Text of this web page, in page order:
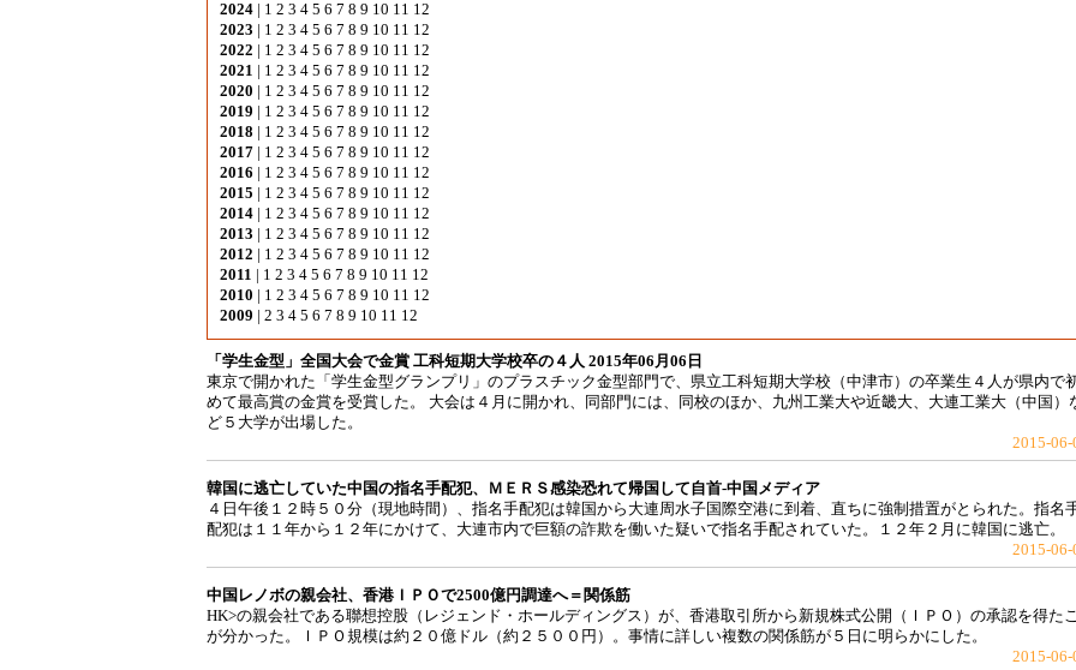
2024
1 2 3 4 5 6 7 8 9 10 11 12
2023
1 2 3 4 5 6 7 8 9 10 11 12
2022
1 2 3 4 5 6 7 8 9 10 11 12
2021
1 2 3 4 5 6 7 8 9 10 11 12
2020
1 2 3 4 5 6 7 8 9 10 11 12
2019
1 2 3 4 5 6 7 8 9 10 11 12
2018
1 2 3 4 5 6 7 8 9 10 11 12
2017
1 2 3 4 5 6 7 8 9 10 11 12
2016
1 2 3 4 5 6 7 8 9 10 11 12
2015
1 2 3 4 5 6 7 8 9 10 11 12
2014
1 2 3 4 5 6 7 8 9 10 11 12
2013
1 2 3 4 5 6 7 8 9 10 11 12
2012
1 2 3 4 5 6 7 8 9 10 11 12
2011
1 2 3 4 5 6 7 8 9 10 11 12
2010
1 2 3 4 5 6 7 8 9 10 11 12
2009
2 3 4 5 6 7 8 9 10 11 12
「学生金型」全国大会で金賞 工科短期大学校卒の４人 2015年06月06日
東京で開かれた「学生金型グランプリ」のプラスチック金型部門で、県立工科短期大学校（中津市）の卒業生４人が県内で
めて最高賞の金賞を受賞した。 大会は４月に開かれ、同部門には、同校のほか、九州工業大や近畿大、大連工業大（中国）
ど５大学が出場した。
2015-06-
韓国に逃亡していた中国の指名手配犯、ＭＥＲＳ感染恐れて帰国して自首-中国メディア
４日午後１２時５０分（現地時間）、指名手配犯は韓国から大連周水子国際空港に到着、直ちに強制措置がとられた。指名
配犯は１１年から１２年にかけて、大連市内で巨額の詐欺を働いた疑いで指名手配されていた。１２年２月に韓国に逃亡。
2015-06-
中国レノボの親会社、香港ＩＰＯで2500億円調達へ＝関係筋
HK>の親会社である聯想控股（レジェンド・ホールディングス）が、香港取引所から新規株式公開（ＩＰＯ）の承認を得た
が分かった。ＩＰＯ規模は約２０億ドル（約２５００円）。事情に詳しい複数の関係筋が５日に明らかにした。
2015-06-